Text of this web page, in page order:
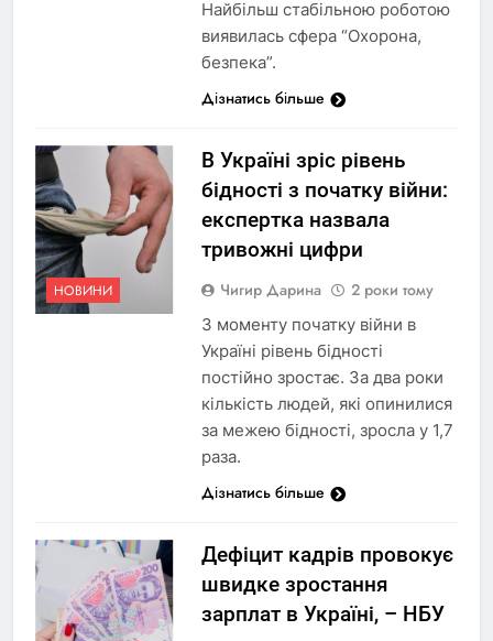
Найбільш стабільною роботою
виявилась сфера “Охорона,
безпека”.
Дізнатись більше
НОВИНИ
В Україні зріс рівень
бідності з початку війни:
експертка назвала
тривожні цифри
Чигир Дарина 2 роки тому
З моменту початку війни в
Україні рівень бідності
постійно зростає. За два роки
кількість людей, які опинилися
за межею бідності, зросла у 1,7
раза.
Дізнатись більше
Дефіцит кадрів провокує
швидке зростання
зарплат в Україні, – НБУ